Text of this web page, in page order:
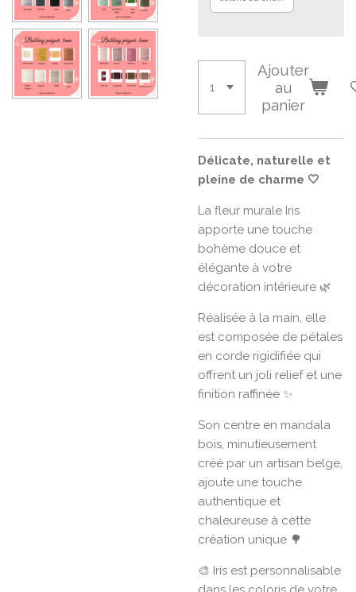
Ajouter
au
panier
Délicate, naturelle et
pleine de charme 🤍
La fleur murale Iris
apporte une touche
bohème douce et
élégante à votre
décoration intérieure 🌿
Réalisée à la main, elle
est composée de pétales
en corde rigidifiée qui
offrent un joli relief et une
finition raffinée ✨
Son centre en mandala
bois, minutieusement
créé par un artisan belge,
ajoute une touche
authentique et
chaleureuse à cette
création unique 🌳
🎨 Iris est personnalisable